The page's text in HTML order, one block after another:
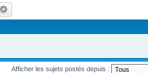
Afficher les sujets postés depuis :